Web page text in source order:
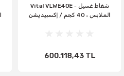
Vital VLWE40E - شفاط غسيل
الملابس ، 40 كجم / إكسبيديشن
600.118,43 TL